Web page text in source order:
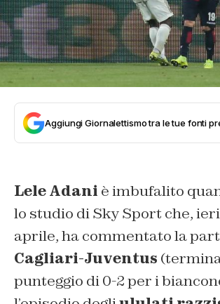
Aggiungi Giornalettismo tra le tue fonti
Lele Adani è imbufalito
lo studio di Sky Sport che,
aprile, ha commentato la
Cagliari-Juventus
punteggio di 0-2 per i